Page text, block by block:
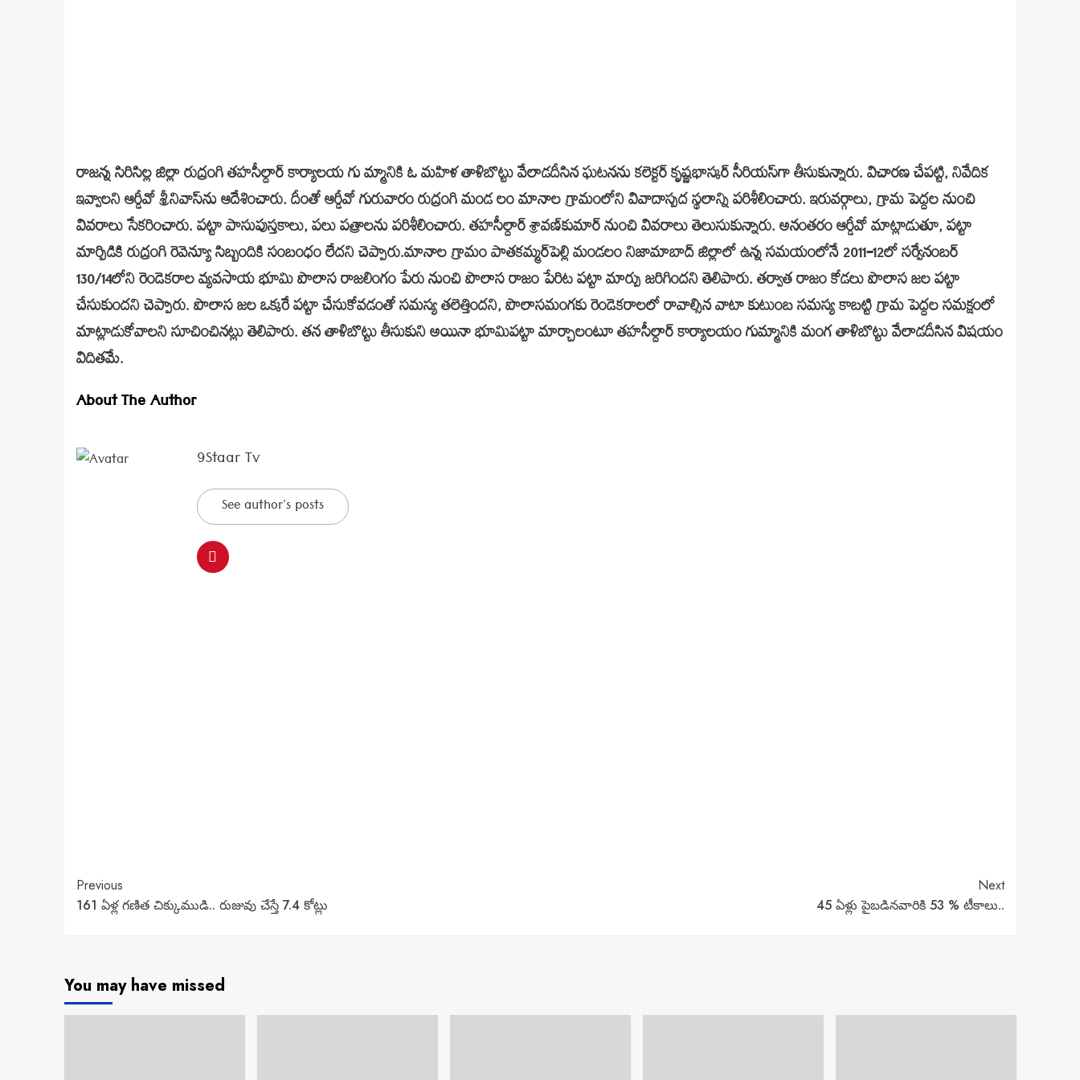
రాజన్న సిరిసిల్ల జిల్లా రుద్రంగి తహసీల్దార్‌ కార్యాలయ గు మ్మానికి ఓ మహిళ తాళిబొట్టు వేలాడదీసిన ఘటనను కలెక్టర్‌ కృష్ణభాస్కర్‌ సీరియస్‌గా తీసుకున్నారు. విచారణ చేపట్టి, నివేదిక
ఇవ్వాలని ఆర్డీవో శ్రీనివాస్‌ను ఆదేశించారు. దీంతో ఆర్డీవో గురువారం రుద్రంగి మండ లం మానాల గ్రామంలోని వివాదాస్పద స్థలాన్ని పరిశీలించారు. ఇరువర్గాలు, గ్రామ పెద్దల నుంచి
వివరాలు సేకరించారు. పట్టా పాసుపుస్తకాలు, పలు పత్రాలను పరిశీలించారు. తహసీల్దార్‌ శ్రావణ్‌కుమార్‌ నుంచి వివరాలు తెలుసుకున్నారు. అనంతరం ఆర్డీవో మాట్లాడుతూ, పట్టా
మార్పిడికి రుద్రంగి రెవెన్యూ సిబ్బందికి సంబంధం లేదని చెప్పారు.మానాల గ్రామం పాతకమ్మర్‌పెల్లి మండలం నిజామాబాద్‌ జిల్లాలో ఉన్న సమయంలోనే 2011–12లో సర్వేనంబర్‌
130/14లోని రెండెకరాల వ్యవసాయ భూమి పొలాస రాజలింగం పేరు నుంచి పొలాస రాజం పేరిట పట్టా మార్పు జరిగిందని తెలిపారు. తర్వాత రాజం కోడలు పొలాస జల పట్టా
చేసుకుందని చెప్పారు. పొలాస జల ఒక్కరే పట్టా చేసుకోవడంతో సమస్య తలెత్తిందని, పొలాసమంగకు రెండెకరాలలో రావాల్సిన వాటా కుటుంబ సమస్య కాబట్టి గ్రామ పెద్దల సమక్షంలో
మాట్లాడుకోవాలని సూచించినట్లు తెలిపారు. తన తాళిబొట్టు తీసుకుని అయినా భూమిపట్టా మార్చాలంటూ తహసీల్దార్‌ కార్యాలయం గుమ్మానికి మంగ తాళిబొట్టు వేలాడదీసిన విషయం
విదితమే.
About The Author
9Staar Tv
See author's posts
Continue
Reading
Previous
161 ఏళ్ల గణిత చిక్కుముడి.. రుజువు చేస్తే 7.4 కోట్లు
Next
45 ఏళ్లు పైబడినవారికి 53 % టీకాలు..
You may have missed